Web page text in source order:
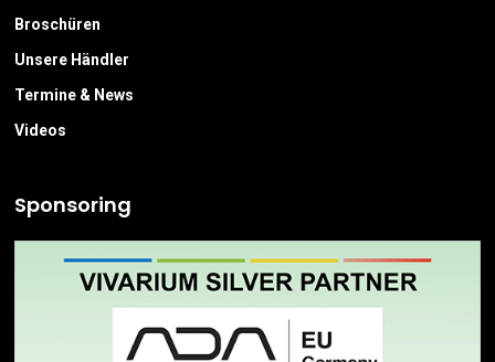
Broschüren
Unsere Händler
Termine & News
Videos
Sponsoring